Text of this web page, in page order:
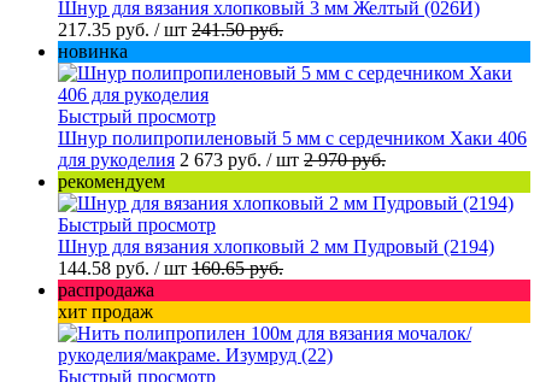
Шнур для вязания хлопковый 3 мм Желтый (026И)
217.35 руб. / шт 241.50 руб.
новинка
Быстрый просмотр
Шнур полипропиленовый 5 мм с сердечником Хаки 406
для рукоделия 2 673 руб. / шт 2 970 руб.
рекомендуем
Быстрый просмотр
Шнур для вязания хлопковый 2 мм Пудровый (2194)
144.58 руб. / шт 160.65 руб.
распродажа
хит продаж
Быстрый просмотр